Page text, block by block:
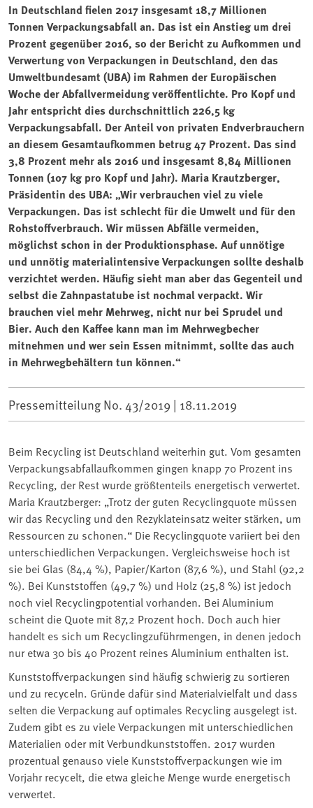
In Deutschland fielen 2017 insgesamt 18,7 Millionen
Tonnen Verpackungsabfall an. Das ist ein Anstieg um drei
Prozent gegenüber 2016, so der Bericht zu Aufkommen und
Verwertung von Verpackungen in Deutschland, den das
Umweltbundesamt (UBA) im Rahmen der Europäischen
Woche der Abfallvermeidung veröffentlichte. Pro Kopf und
Jahr entspricht dies durchschnittlich 226,5 kg
Verpackungsabfall. Der Anteil von privaten Endverbrauchern
an diesem Gesamtaufkommen betrug 47 Prozent. Das sind
3,8 Prozent mehr als 2016 und insgesamt 8,84 Millionen
Tonnen (107 kg pro Kopf und Jahr). Maria Krautzberger,
Präsidentin des UBA: „Wir verbrauchen viel zu viele
Verpackungen. Das ist schlecht für die Umwelt und für den
Rohstoffverbrauch. Wir müssen Abfälle vermeiden,
möglichst schon in der Produktionsphase. Auf unnötige
und unnötig materialintensive Verpackungen sollte deshalb
verzichtet werden. Häufig sieht man aber das Gegenteil und
selbst die Zahnpastatube ist nochmal verpackt. Wir
brauchen viel mehr Mehrweg, nicht nur bei Sprudel und
Bier. Auch den Kaffee kann man im Mehrwegbecher
mitnehmen und wer sein Essen mitnimmt, sollte das auch
in Mehrwegbehältern tun können.“
Pressemitteilung No. 43/2019 | 18.11.2019
Beim Recycling ist Deutschland weiterhin gut. Vom gesamten
Verpackungsabfallaufkommen gingen knapp 70 Prozent ins
Recycling, der Rest wurde größtenteils energetisch verwertet.
Maria Krautzberger: „Trotz der guten Recyclingquote müssen
wir das Recycling und den Rezyklateinsatz weiter stärken, um
Ressourcen zu schonen.“ Die Recyclingquote variiert bei den
unterschiedlichen Verpackungen. Vergleichsweise hoch ist
sie bei Glas (84,4 %), Papier/Karton (87,6 %), und Stahl (92,2
%). Bei Kunststoffen (49,7 %) und Holz (25,8 %) ist jedoch
noch viel Recyclingpotential vorhanden. Bei Aluminium
scheint die Quote mit 87,2 Prozent hoch. Doch auch hier
handelt es sich um Recyclingzuführmengen, in denen jedoch
nur etwa 30 bis 40 Prozent reines Aluminium enthalten ist.
Kunststoffverpackungen sind häufig schwierig zu sortieren
und zu recyceln. Gründe dafür sind Materialvielfalt und dass
selten die Verpackung auf optimales Recycling ausgelegt ist.
Zudem gibt es zu viele Verpackungen mit unterschiedlichen
Materialien oder mit Verbundkunststoffen. 2017 wurden
prozentual genauso viele Kunststoffverpackungen wie im
Vorjahr recycelt, die etwa gleiche Menge wurde energetisch
verwertet.